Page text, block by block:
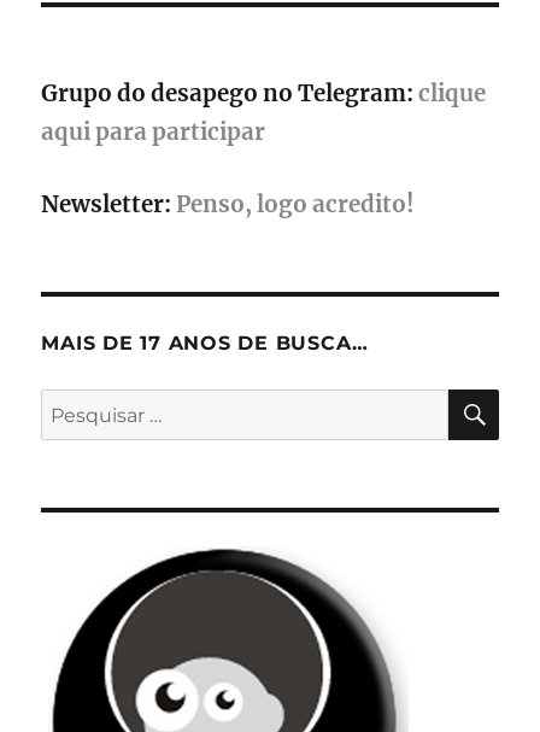
Grupo do desapego no Telegram: clique
aqui para participar
Newsletter: Penso, logo acredito!
MAIS DE 17 ANOS DE BUSCA…
Pesquisar
por: